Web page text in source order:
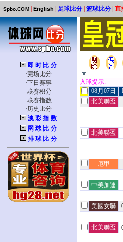
Spbo.COM English 足球比分 篮球比分 直
即 时 比 分
·完场比分
·下日赛事
·联赛积分
·联赛指数
·历史比分
澳 彩 指 数
网 球 比 分
排 球 比 分
入球提示:
08月07日
北美聯盃
北美聯盃
厄甲
中美加運
美國女聯
北美聯盃